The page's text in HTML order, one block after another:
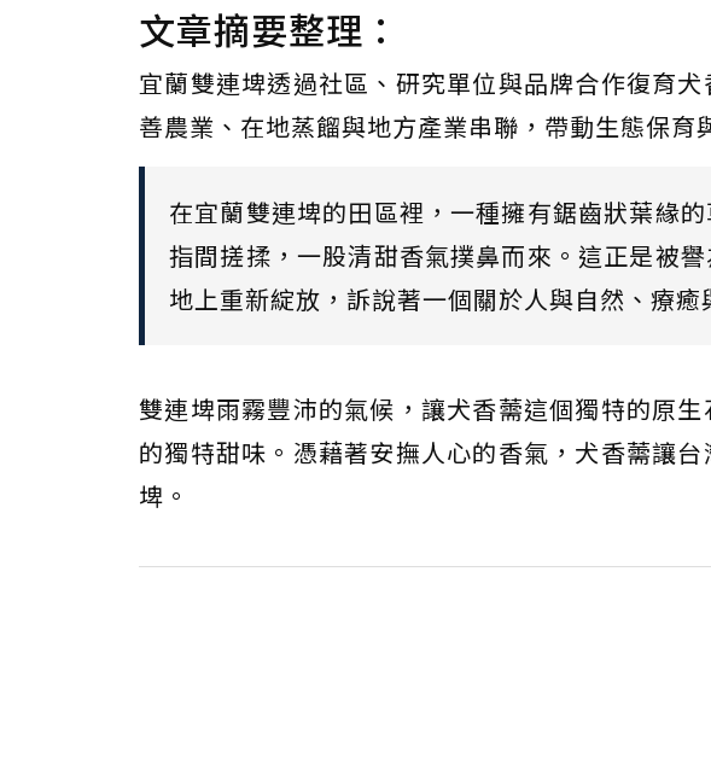
文章摘要整理：
宜蘭雙連埤透過社區、研究單位與品牌合作復育
善農業、在地蒸餾與地方產業串聯，帶動生態保育
在宜蘭雙連埤的田區裡，一種擁有鋸齒狀葉緣
指間搓揉，一股清甜香氣撲鼻而來。這正是被
地上重新綻放，訴說著一個關於人與自然、療癒
雙連埤雨霧豐沛的氣候，讓犬香薷這個獨特的原
的獨特甜味。憑藉著安撫人心的香氣，犬香薷讓
埤。